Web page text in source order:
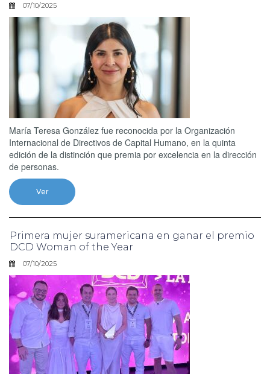
07/10/2025
María Teresa González fue reconocida por la Organización
Internacional de Directivos de Capital Humano, en la quinta
edición de la distinción que premia por excelencia en la dirección
de personas.
Ver
Primera mujer suramericana en ganar el premio
DCD Woman of the Year
07/10/2025